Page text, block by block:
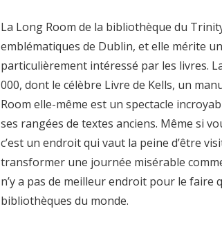
La Long Room de la bibliothèque du
emblématiques de Dublin, et elle mérite
particulièrement intéressé par les livres.
000, dont le célèbre Livre de Kells, un
Room elle-même est un spectacle
ses rangées de textes anciens. Même si
c’est un endroit qui vaut la peine d’être
transformer une journée misérable
n’y a pas de meilleur endroit pour le faire
bibliothèques du monde.